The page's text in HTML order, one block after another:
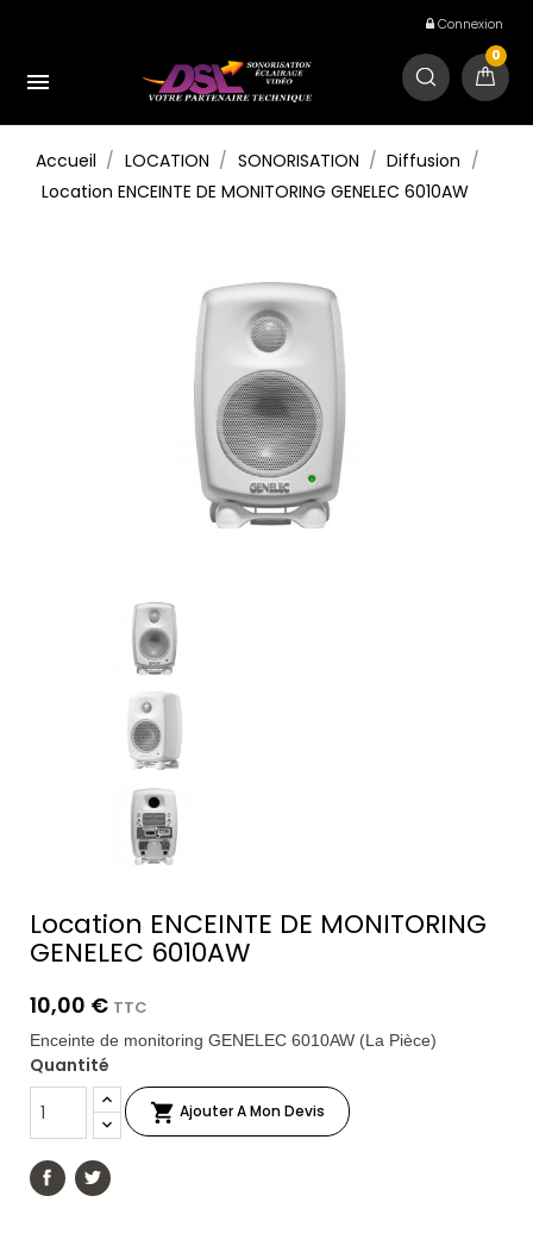
Connexion

0
Accueil LOCATION SONORISATION
Diffusion
Location ENCEINTE DE MONITORING GENELEC 6010AW
Location ENCEINTE DE MONITORING
GENELEC 6010AW
10,00 € TTC
Enceinte de monitoring GENELEC 6010AW (La Pièce)
Quantité
 Ajouter A Mon Devis